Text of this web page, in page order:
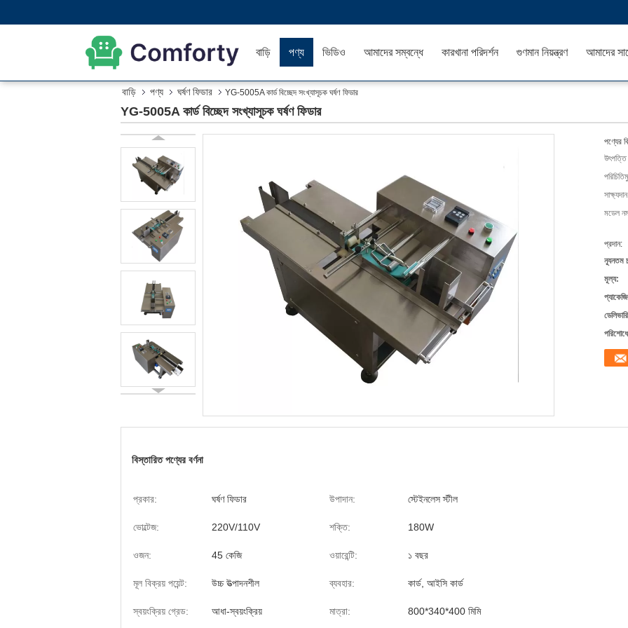
বাড়ি পণ্য ভিডিও আমাদের সম্বন্ধে কারখানা পরিদর্শন গুণমান নিয়ন্ত্রণ আমাদের
বাড়ি পণ্য ঘর্ষণ ফিডার YG-5005A কার্ড বিচ্ছেদ সংখ্যাসূচক ঘর্ষণ ফিডার
YG-5005A কার্ড বিচ্ছেদ সংখ্যাসূচক ঘর্ষণ ফিডার
পণ্যের
মডেল
প্রদান:
ন্যূনতম
মূল্য:
বিস্তারিত পণ্যের বর্ণনা
প্রকার: ঘর্ষণ ফিডার উপাদান: স্টেইনলেস স্টীল
ভোল্টেজ: 220V/110V শক্তি: 180W
ওজন: 45 কেজি ওয়ারেন্টি: ১ বছর
মূল বিক্রয় পয়েন্ট: উচ্চ উত্পাদনশীল ব্যবহার: কার্ড, আইসি কার্ড
স্বয়ংক্রিয় গ্রেড: আধা-স্বয়ংক্রিয় মাত্রা: 800*340*400 মিমি